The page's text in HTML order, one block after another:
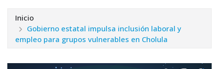
Inicio
Gobierno estatal impulsa inclusión laboral y
empleo para grupos vulnerables en Cholula